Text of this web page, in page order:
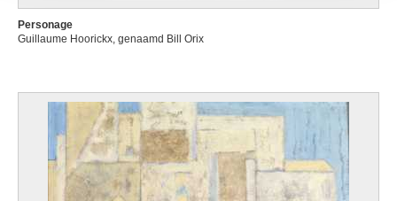
Personage
Guillaume Hoorickx, genaamd Bill Orix